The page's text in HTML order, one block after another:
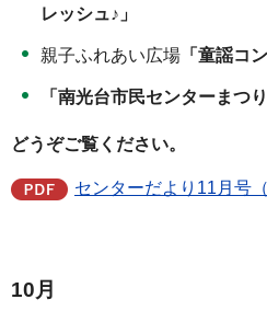
レッシュ♪」
親子ふれあい広場 「童謡コ
「南光台市民センターまつり
どうぞご覧ください。
センターだより11月号
10月